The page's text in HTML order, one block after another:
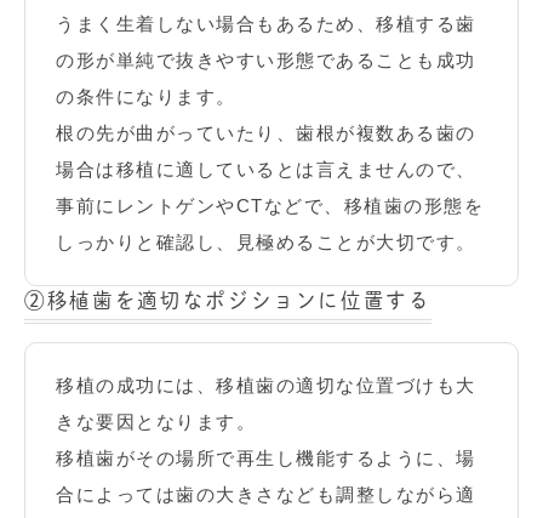
うまく生着しない場合もあるため、移植する歯
の形が単純で抜きやすい形態であることも成功
の条件になります。
根の先が曲がっていたり、歯根が複数ある歯の
場合は移植に適しているとは言えませんので、
事前にレントゲンやCTなどで、移植歯の形態を
しっかりと確認し、見極めることが大切です。
②移植歯を適切なポジションに位置する
移植の成功には、移植歯の適切な位置づけも大
きな要因となります。
移植歯がその場所で再生し機能するように、場
合によっては歯の大きさなども調整しながら適